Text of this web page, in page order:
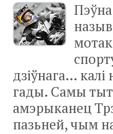
дзіўнага…
гады. Самы
амэрыканец
пазьней, чым